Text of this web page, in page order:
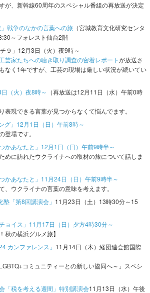
が、新幹線60周年のスペシャル番組の再放送が決定
戦争のなかの言葉への旅 （宮城教育文化研究センタ
～フォレスト仙台2階
９」12月3日（火）夜9時～
工芸家たちへの聴き取り調査の密着レポートが放送さ
なく1年ですが、工芸の現場は厳しい状況が続いてい
日（火）夜8時～ （再放送は12月11日（水）午前0時
表現できる言葉が見つからなくて悩んでます。
グ」12月1日（日）午前8時～
登場です。
かあなたと」12月1日（日）午前9時半～
めに訪れたウクライナへの取材の旅について話しま
かあなたと」11月24日（日）午前9時半～
、ウクライナの言葉の意味を考えます。
塾「第8回講演会」 11月23日（土）13時30分～15
ョイス」11月17日（日）夕方4時30分～
秋の横浜グルメ旅】
カンファレンス」 11月14日（木）経団連会館国際
コミュニティーとの新しい協同へ～」スペシ
「税を考える週間」特別講演会11月13日（水）午後